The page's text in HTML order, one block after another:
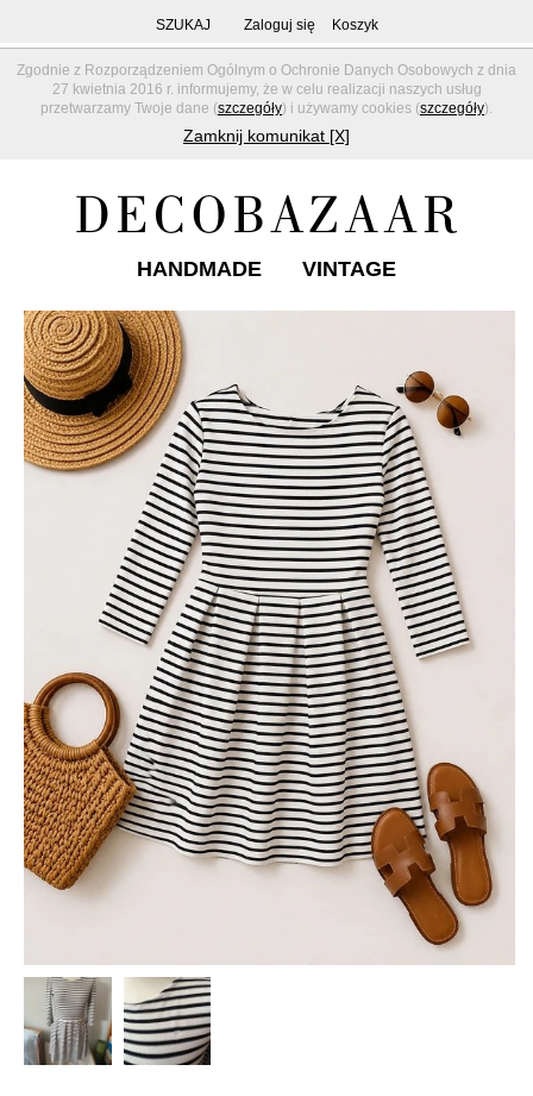
Zgodnie z Rozporządzeniem Ogólnym o Ochronie Danych Osobowych z dnia
27 kwietnia 2016 r. informujemy, że w celu realizacji naszych usług
przetwarzamy Twoje dane (szczegóły) i używamy cookies (szczegóły).
Zamknij komunikat [X]
SZUKAJ Zaloguj się Koszyk
HANDMADE VINTAGE